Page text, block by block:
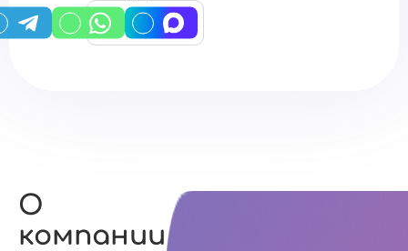
О
компании